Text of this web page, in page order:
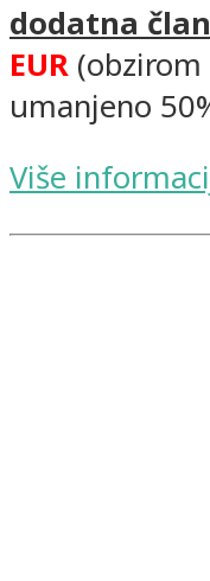
dodatna
EUR
umanjeno
Više